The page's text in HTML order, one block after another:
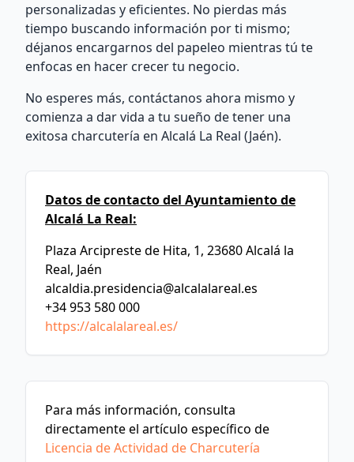
personalizadas y eficientes. No pierdas más
tiempo buscando información por ti mismo;
déjanos encargarnos del papeleo mientras tú te
enfocas en hacer crecer tu negocio.
No esperes más, contáctanos ahora mismo y
comienza a dar vida a tu sueño de tener una
exitosa charcutería en Alcalá La Real (Jaén).
Datos de contacto del Ayuntamiento de
Alcalá La Real:
Plaza Arcipreste de Hita, 1, 23680 Alcalá la
Real, Jaén
alcaldia.presidencia@alcalalareal.es
+34 953 580 000
https://alcalalareal.es/
Para más información, consulta
directamente el artículo específico de
Licencia de Actividad de Charcutería